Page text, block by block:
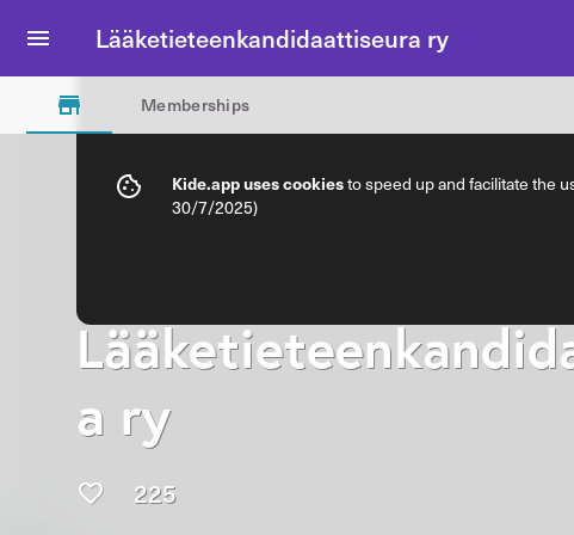
Lääketieteenkandidaattiseura ry
Memberships
a ry
225
Kide.app uses cookiesto speed up and facilitate the
30/7/2025)